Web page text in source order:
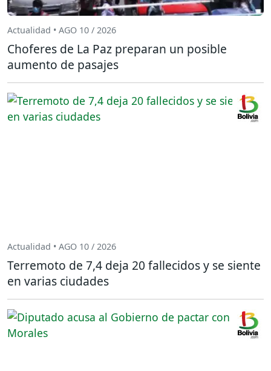
Actualidad • AGO 10 / 2026
Choferes de La Paz preparan un posible
aumento de pasajes
Actualidad • AGO 10 / 2026
Terremoto de 7,4 deja 20 fallecidos y se siente
en varias ciudades